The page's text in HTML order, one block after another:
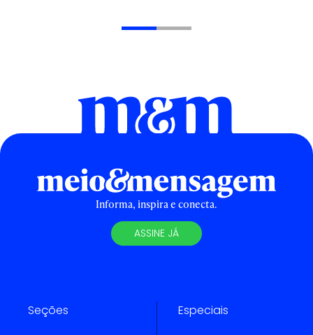
Informa, inspira e conecta.
ASSINE JÁ
Seções Especiais